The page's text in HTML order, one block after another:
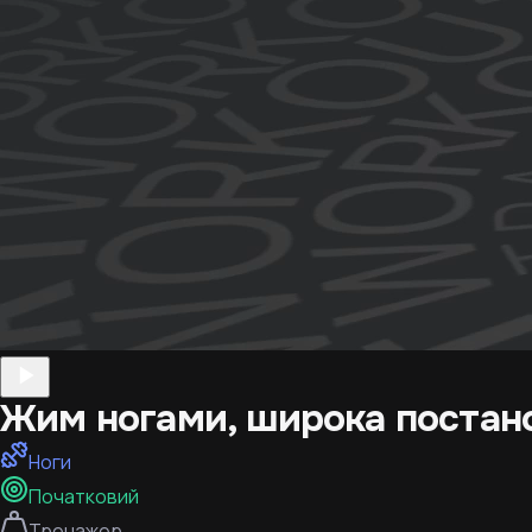
Жим ногами, широка
Ноги
Початковий